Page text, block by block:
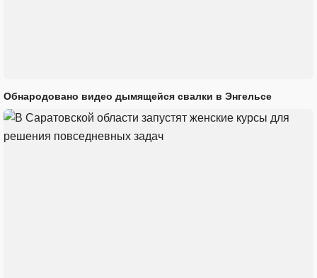
Обнародовано видео дымящейся свалки в Энгельсе